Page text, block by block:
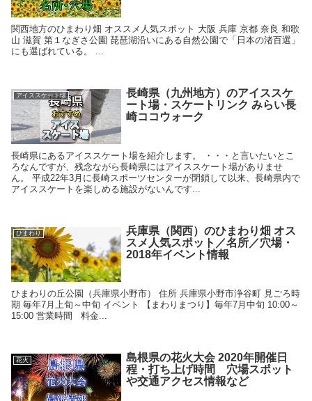
関西地方のひまわり畑 オススメ人気スポット 大阪 兵庫 京都 奈良 和歌
山 滋賀 第１なぎさ公園 琵琶湖沿いにある自然公園で「日本の渚百選」
にも選ばれている。 ...
アイススケート場
長崎県（九州地方）のアイススケ
ート場・スケートリンク みらい長
崎ココウォーク
長崎県にあるアイススケート場を紹介します。 ・・・と言いたいとこ
ろなんですが、残念ながら長崎県にはアイススケート場がありませ
ん。 平成22年3月に長崎スポーツセンターが閉鎖して以来、長崎県内で
アイススケートを楽しめる施設がないんです...
ひまわり
兵庫県（関西）のひまわり畑 オス
スメ人気スポット／名所／穴場・
2018年イベント情報
ひまわりの丘公園（兵庫県小野市） 住所 兵庫県小野市浄谷町 見ごろ時
期 毎年7月上旬～中旬 イベント 【まわりまつり】毎年7月中旬 10:00～
15:00 営業時間 料金...
花火
島根県の花火大会 2020年開催日
程・打ち上げ時間 穴場スポット
や交通アクセス情報など